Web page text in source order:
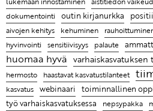
työn äärelle
Entä jos lapsen hyvän kasvun
Leikin lomassa on luontevaa
Ratkaisujen muistitaulu
Lasten kanssa jokainen päivä
tekeekin työstä
dokumentointi outin kirjanurkka
aivojen kehitys kehuminen
hyvinvointi sensitiivisyys palaute
huomaa hyvä
hermosto haastavat kasvatustilanteet
kasvatus webinaari toiminnallinen
työ varhaiskasvatuksessa nepsypakka